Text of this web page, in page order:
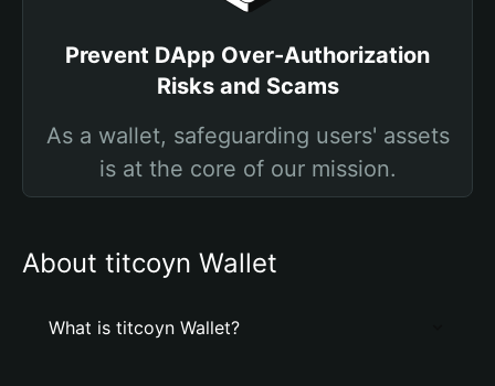
Prevent DApp Over-Authorization
Risks and Scams
As a wallet, safeguarding users' assets
is at the core of our mission.
About titcoyn Wallet
What is titcoyn Wallet?